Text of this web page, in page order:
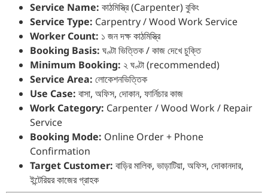
Service Name: কাঠমিস্ত্রি (Carpenter) বুকিং
Service Type: Carpentry / Wood Work Service
Worker Count: ১ জন দক্ষ কাঠমিস্ত্রি
Booking Basis: ঘণ্টা ভিত্তিক / কাজ দেখে চুক্তি
Minimum Booking: ২ ঘণ্টা (recommended)
Service Area: লোকেশনভিত্তিক
Use Case: বাসা, অফিস, দোকান, ফার্নিচার কাজ
Work Category: Carpenter / Wood Work / Repair
Service
Booking Mode: Online Order + Phone
Confirmation
Target Customer: বাড়ির মালিক, ভাড়াটিয়া, অফিস, দোকানদার,
ইন্টেরিয়র কাজের গ্রাহক